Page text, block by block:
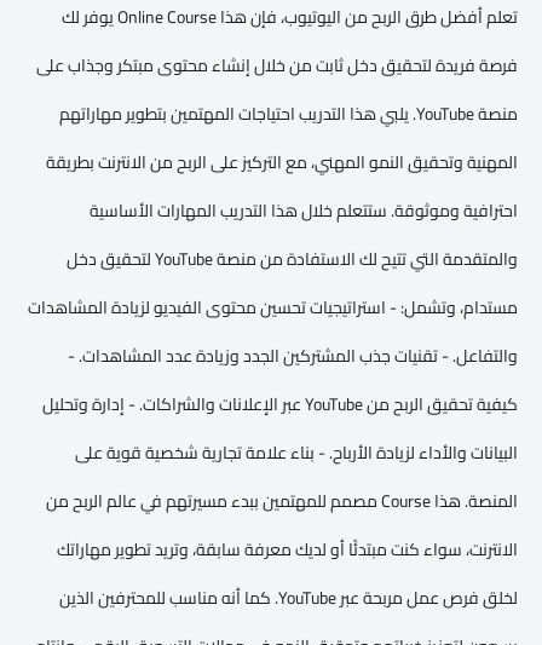
تعلم أفضل طرق الربح من اليوتيوب، فإن هذا Online Course يوفر لك
فرصة فريدة لتحقيق دخل ثابت من خلال إنشاء محتوى مبتكر وجذاب على
منصة YouTube. يلبي هذا التدريب احتياجات المهتمين بتطوير مهاراتهم
المهنية وتحقيق النمو المهني، مع التركيز على الربح من الانترنت بطريقة
احترافية وموثوقة. ستتعلم خلال هذا التدريب المهارات الأساسية
والمتقدمة التي تتيح لك الاستفادة من منصة YouTube لتحقيق دخل
مستدام، وتشمل: - استراتيجيات تحسين محتوى الفيديو لزيادة المشاهدات
والتفاعل. - تقنيات جذب المشتركين الجدد وزيادة عدد المشاهدات. -
كيفية تحقيق الربح من YouTube عبر الإعلانات والشراكات. - إدارة وتحليل
البيانات والأداء لزيادة الأرباح. - بناء علامة تجارية شخصية قوية على
المنصة. هذا Course مصمم للمهتمين ببدء مسيرتهم في عالم الربح من
الانترنت، سواء كنت مبتدئًا أو لديك معرفة سابقة، وتريد تطوير مهاراتك
لخلق فرص عمل مربحة عبر YouTube. كما أنه مناسب للمحترفين الذين